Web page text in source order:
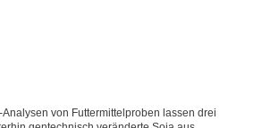
von Futtermittelproben lassen drei